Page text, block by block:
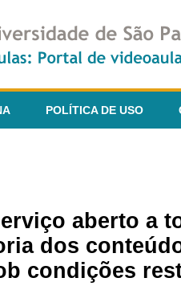
POLÍTICA DE USO
aberto a
dos
condições